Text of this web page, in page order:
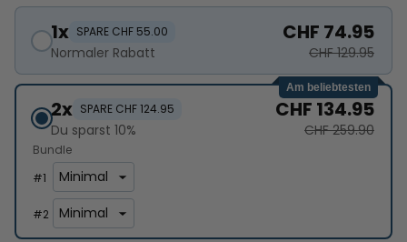
1x SPARE CHF 55.00
Normaler Rabatt
CHF 74.95
CHF 129.95
Am beliebtesten
2x SPARE CHF 124.95
Du sparst 10%
CHF 134.95
CHF 259.90
Bundle
#1
#2